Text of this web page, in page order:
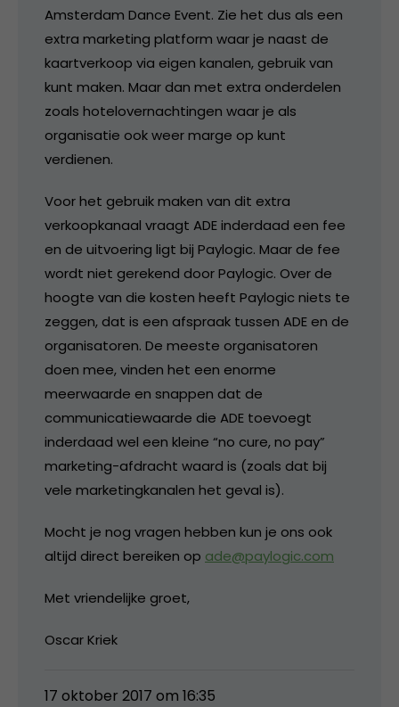
Amsterdam Dance Event. Zie het dus als een
extra marketing platform waar je naast de
kaartverkoop via eigen kanalen, gebruik van
kunt maken. Maar dan met extra onderdelen
zoals hotelovernachtingen waar je als
organisatie ook weer marge op kunt
verdienen.
Voor het gebruik maken van dit extra
verkoopkanaal vraagt ADE inderdaad een fee
en de uitvoering ligt bij Paylogic. Maar de fee
wordt niet gerekend door Paylogic. Over de
hoogte van die kosten heeft Paylogic niets te
zeggen, dat is een afspraak tussen ADE en de
organisatoren. De meeste organisatoren
doen mee, vinden het een enorme
meerwaarde en snappen dat de
communicatiewaarde die ADE toevoegt
inderdaad wel een kleine “no cure, no pay”
marketing-afdracht waard is (zoals dat bij
vele marketingkanalen het geval is).
Mocht je nog vragen hebben kun je ons ook
altijd direct bereiken op ade@paylogic.com
Met vriendelijke groet,
Oscar Kriek
17 oktober 2017 om 16:35